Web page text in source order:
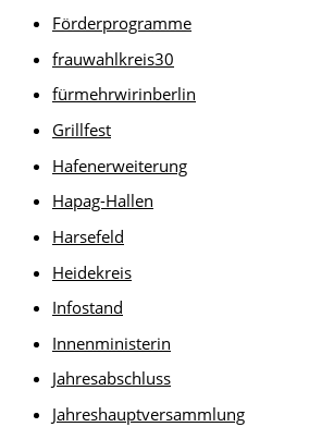
Förderprogramme
frauwahlkreis30
fürmehrwirinberlin
Grillfest
Hafenerweiterung
Hapag-Hallen
Harsefeld
Heidekreis
Infostand
Innenministerin
Jahresabschluss
Jahreshauptversammlung